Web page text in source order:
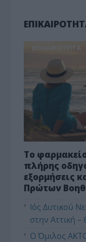
ΕΠΙΚΑΙΡΟΤΗΤΑ
Το
πλήρης
εξορμήσεις
Πρώτων
Ιός Δυτικού
στην Αττική
Ο Όμιλος